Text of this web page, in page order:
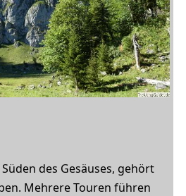
des Gesäuses, gehört
Mehrere Touren führen